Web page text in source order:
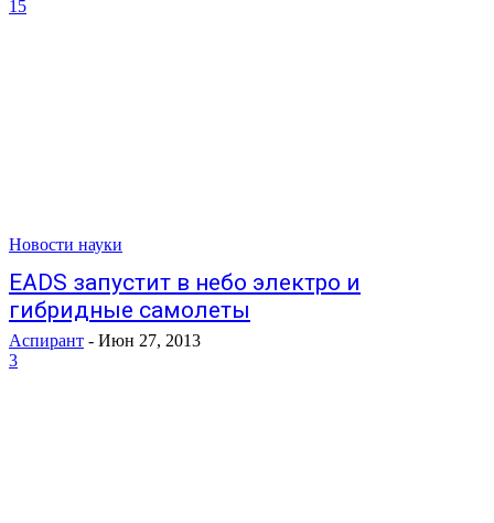
15
Новости науки
EADS запустит в небо электро и
гибридные самолеты
Аспирант - Июн 27, 2013
3